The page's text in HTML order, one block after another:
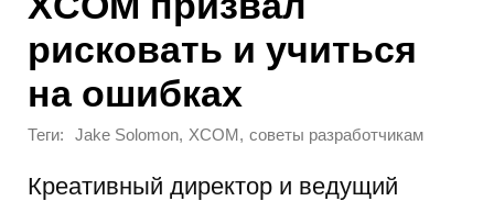
рисковать и учиться
на ошибках
Теги: Jake Solomon, XCOM , советы разработчикам
Креативный директор и ведущий